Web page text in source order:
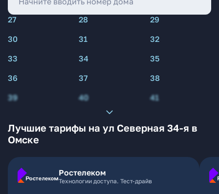
27 28
29
30
31
32
33
34
35
36
37
38
39
40 41
Лучшие тарифы на ул Северная 34-я в
Омске
Ростелеком
Технологии доступа. Тест-драйв